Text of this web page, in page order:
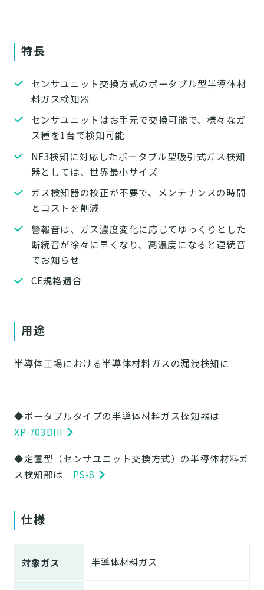
特長
センサユニット交換方式のポータブル型半導体材
料ガス検知器
センサユニットはお手元で交換可能で、様々なガ
ス種を1台で検知可能
NF3検知に対応したポータブル型吸引式ガス検知
器としては、世界最小サイズ
ガス検知器の校正が不要で、メンテナンスの時間
とコストを削減
警報音は、ガス濃度変化に応じてゆっくりとした
断続音が徐々に早くなり、高濃度になると連続音
でお知らせ
CE規格適合
用途
半導体工場における半導体材料ガスの漏洩検知に
◆ポータブルタイプの半導体材料ガス探知器は
XP-703DIII
◆定置型（センサユニット交換方式）の半導体材料ガ
ス検知部は PS-8
仕様
対象ガス 半導体材料ガス